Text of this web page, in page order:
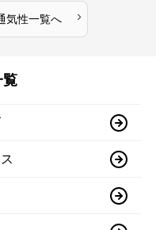
気性一覧へ ›
覧